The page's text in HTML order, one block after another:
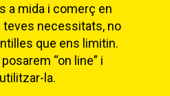
a mida i comerç en
teves necessitats, no
que ens limitin.
“on line” i
la.